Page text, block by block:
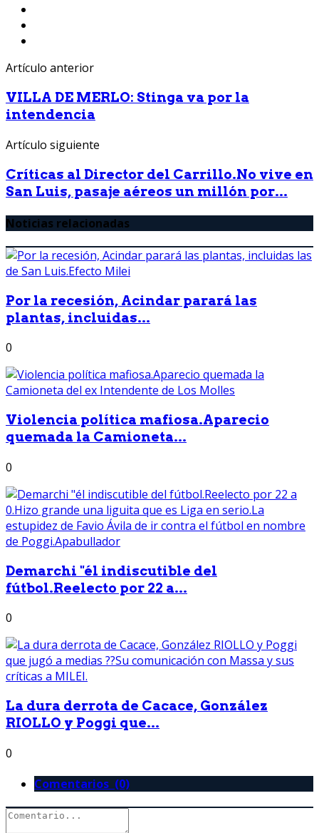
Artículo anterior
VILLA DE MERLO: Stinga va por la
intendencia
Artículo siguiente
Críticas al Director del Carrillo.No vive en
San Luis, pasaje aéreos un millón por...
Noticias relacionadas
Por la recesión, Acindar parará las
plantas, incluidas...
0
Violencia política mafiosa.Aparecio
quemada la Camioneta...
0
Demarchi "él indiscutible del
fútbol.Reelecto por 22 a...
0
La dura derrota de Cacace, González
RIOLLO y Poggi que...
0
Comentarios (0)